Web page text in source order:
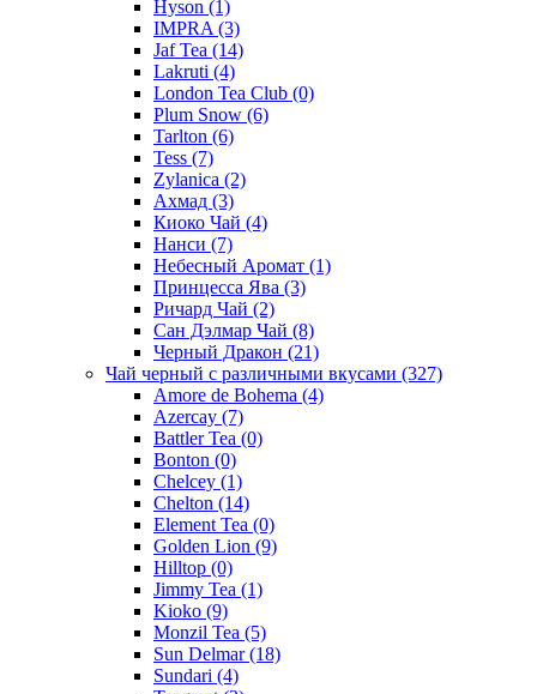
Hyson (1)
IMPRA (3)
Jaf Tea (14)
Lakruti (4)
London Tea Club (0)
Plum Snow (6)
Tarlton (6)
Tess (7)
Zylanica (2)
Ахмад (3)
Киоко Чай (4)
Нанси (7)
Небесный Аромат (1)
Принцесса Ява (3)
Ричард Чай (2)
Сан Дэлмар Чай (8)
Черный Дракон (21)
Чай черный с различными вкусами (327)
Amore de Bohema (4)
Azercay (7)
Battler Tea (0)
Bonton (0)
Chelcey (1)
Chelton (14)
Element Tea (0)
Golden Lion (9)
Hilltop (0)
Jimmy Tea (1)
Kioko (9)
Monzil Tea (5)
Sun Delmar(18)
Sundari (4)